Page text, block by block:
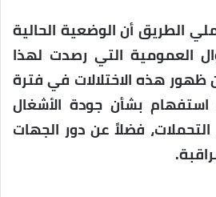
الطريق أن الوضعية الحالية
العمومية التي رصدت لهذا
ظهور هذه الاختلالات في فترة
استفهام بشأن جودة الأشغال
التحملات، فضلاً عن دور الجهات